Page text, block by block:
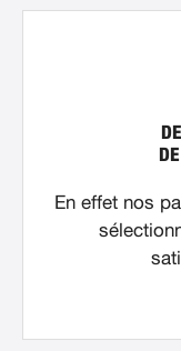
En effet nos